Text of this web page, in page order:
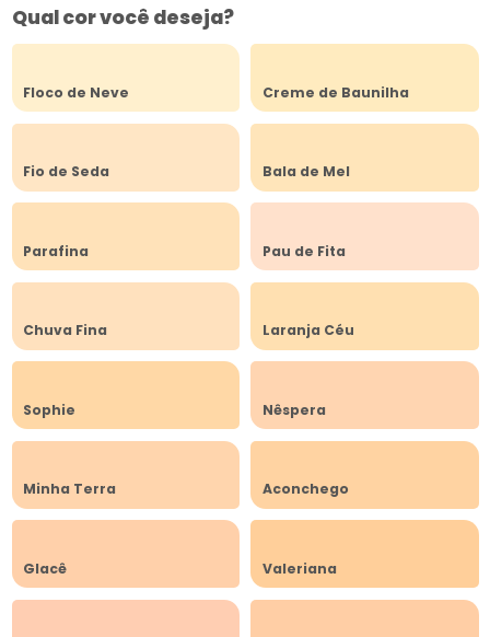
Qual cor você deseja?
Floco de Neve Creme de Baunilha
Fio de Seda Bala de Mel
Parafina Pau de Fita
Chuva Fina Laranja Céu
Sophie Nêspera
Minha Terra Aconchego
Glacê Valeriana